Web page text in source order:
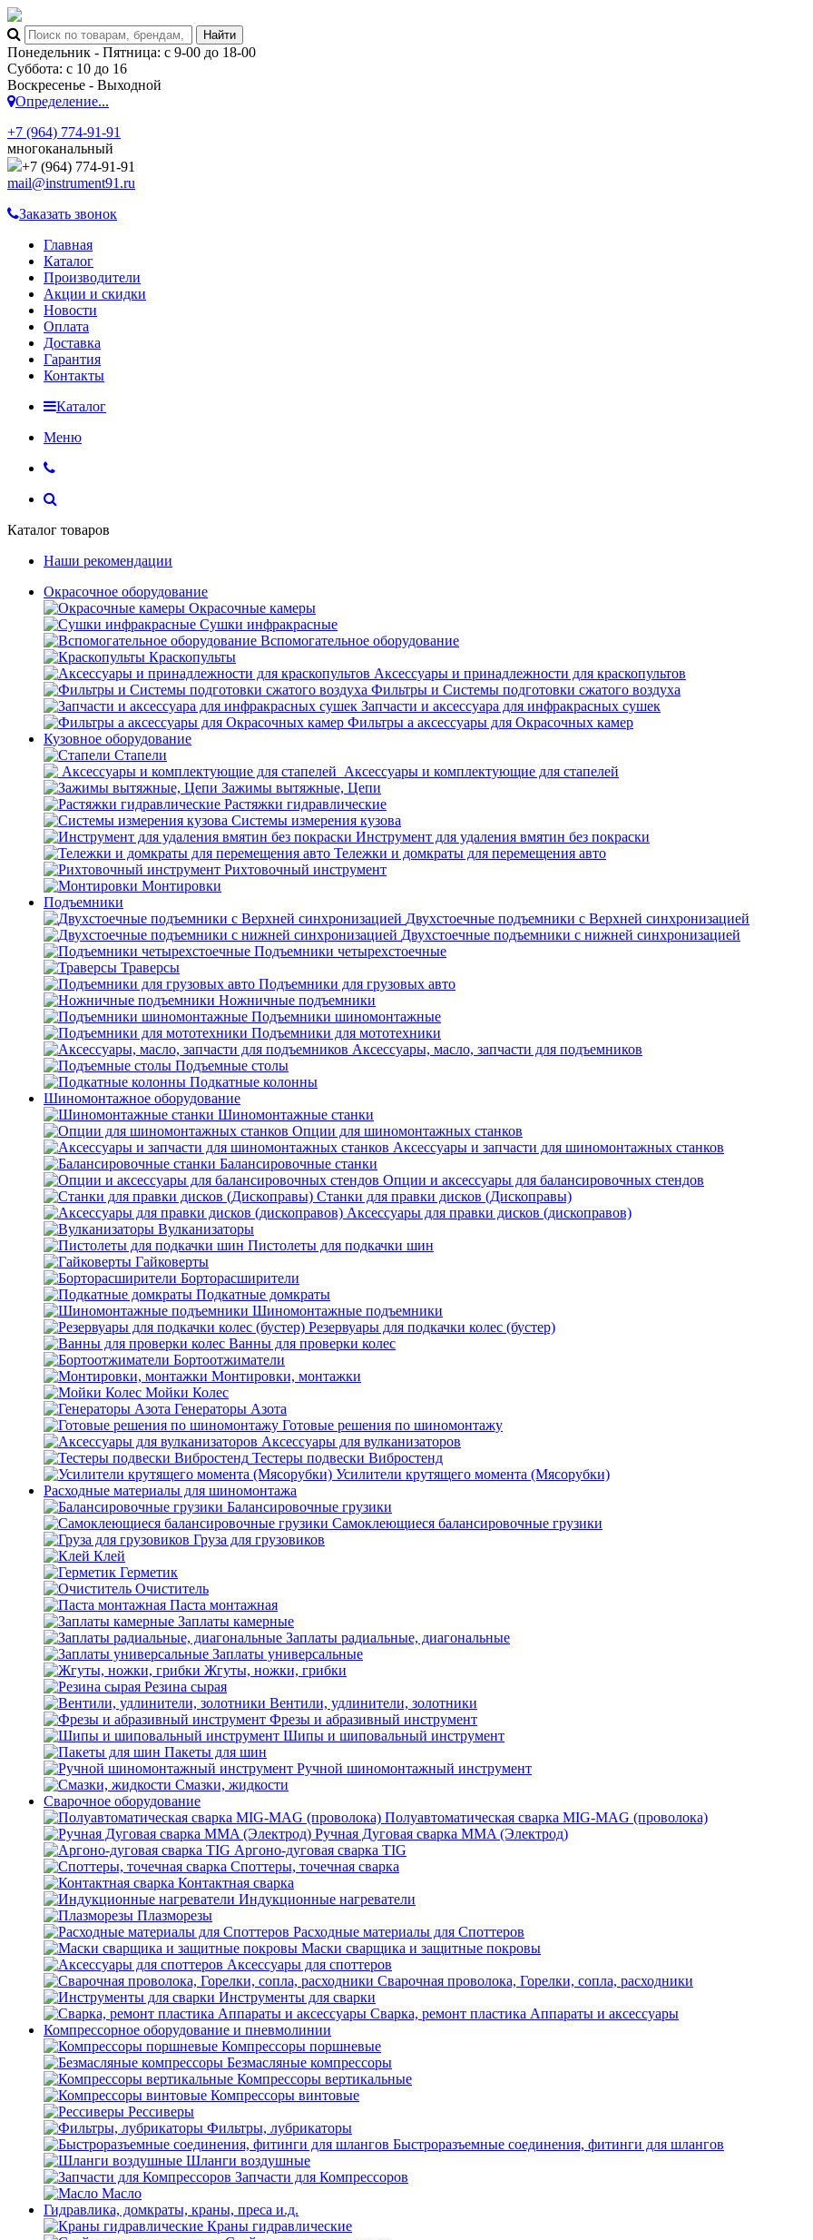
Понедельник - Пятница: с 9-00 до 18-00
Суббота: с 10 до 16
Воскресенье - Выходной
Определение...
+7 (964) 774-91-91
многоканальный
+7 (964) 774-91-91
mail@instrument91.ru
Заказать звонок
Главная
Каталог
Производители
Акции и скидки
Новости
Оплата
Доставка
Гарантия
Контакты
Каталог
Меню
Каталог товаров
Наши рекомендации
Окрасочное оборудование
Окрасочные камеры
Сушки инфракрасные
Вспомогательное оборудование
Краскопульты
Аксессуары и принадлежности для краскопультов
Фильтры и Системы подготовки сжатого воздуха
Запчасти и аксессуара для инфракрасных сушек
Фильтры а аксессуары для Окрасочных камер
Кузовное оборудование
Стапели
Аксессуары и комплектующие для стапелей
Зажимы вытяжные, Цепи
Растяжки гидравлические
Системы измерения кузова
Инструмент для удаления вмятин без покраски
Тележки и домкраты для перемещения авто
Рихтовочный инструмент
Монтировки
Подъемники
Двухстоечные подъемники с Верхней синхронизацией
Двухстоечные подъемники с нижней синхронизацией
Подъемники четырехстоечные
Траверсы
Подъемники для грузовых авто
Ножничные подъемники
Подъемники шиномонтажные
Подъемники для мототехники
Аксессуары, масло, запчасти для подъемников
Подъемные столы
Подкатные колонны
Шиномонтажное оборудование
Шиномонтажные станки
Опции для шиномонтажных станков
Аксессуары и запчасти для шиномонтажных станков
Балансировочные станки
Опции и аксессуары для балансировочных стендов
Станки для правки дисков (Дископравы)
Аксессуары для правки дисков (дископравов)
Вулканизаторы
Пистолеты для подкачки шин
Гайковерты
Борторасширители
Подкатные домкраты
Шиномонтажные подъемники
Резервуары для подкачки колес (бустер)
Ванны для проверки колес
Бортоотжиматели
Монтировки, монтажки
Мойки Колес
Генераторы Азота
Готовые решения по шиномонтажу
Аксессуары для вулканизаторов
Тестеры подвески Вибростенд
Усилители крутящего момента (Мясорубки)
Расходные материалы для шиномонтажа
Балансировочные грузики
Самоклеющиеся балансировочные грузики
Груза для грузовиков
Клей
Герметик
Очиститель
Паста монтажная
Заплаты камерные
Заплаты радиальные, диагональные
Заплаты универсальные
Жгуты, ножки, грибки
Резина сырая
Вентили, удлинители, золотники
Фрезы и абразивный инструмент
Шипы и шиповальный инструмент
Пакеты для шин
Ручной шиномонтажный инструмент
Смазки, жидкости
Сварочное оборудование
Полуавтоматическая сварка MIG-MAG (проволока)
Ручная Дуговая сварка MMA (Электрод)
Аргоно-дуговая сварка TIG
Споттеры, точечная сварка
Контактная сварка
Индукционные нагреватели
Плазморезы
Расходные материалы для Споттеров
Маски сварщика и защитные покровы
Аксессуары для споттеров
Сварочная проволока, Горелки, сопла, расходники
Инструменты для сварки
Сварка, ремонт пластика Аппараты и аксессуары
Компрессорное оборудование и пневмолинии
Компрессоры поршневые
Безмасляные компрессоры
Компрессоры вертикальные
Компрессоры винтовые
Рессиверы
Фильтры, лубрикаторы
Быстроразъемные соединения, фитинги для шлангов
Шланги воздушные
Запчасти для Компрессоров
Масло
Гидравлика, домкраты, краны, преса и.д.
Краны гидравлические